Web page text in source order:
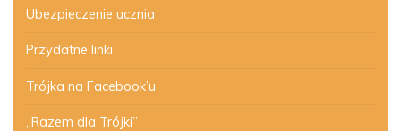
Ubezpieczenie ucznia
Przydatne linki
Trójka na Facebook’u
„Razem dla Trójki”